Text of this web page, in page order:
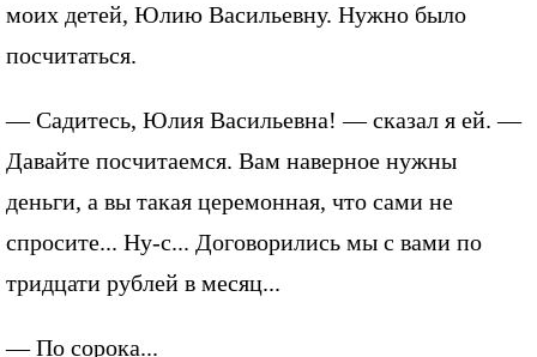
моих детей, Юлию Васильевну. Нужно было
посчитаться.
— Садитесь, Юлия Васильевна! — сказал я ей. —
Давайте посчитаемся. Вам наверное нужны
деньги, а вы такая церемонная, что сами не
спросите... Ну-с... Договорились мы с вами по
тридцати рублей в месяц...
— По сорока...